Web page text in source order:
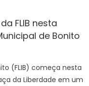
FLIB nesta
de Bonito
(FLIB) começa nesta
da Liberdade em um